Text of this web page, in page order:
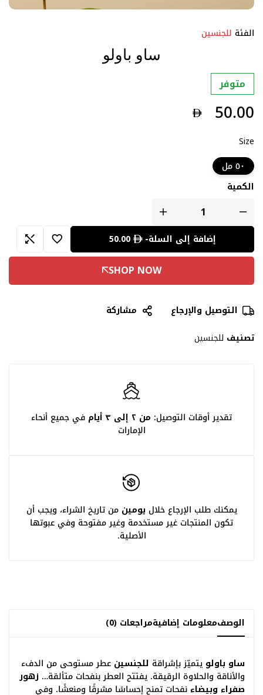
الفئة للجنسين
ساو باولو
متوفر
50.00
Size
٥٠ مل
الكمية
إضافة إلى السلة-
50.00
التوصيل والإرجاع
مشاركة
تصنيف للجنسين
تقدير أوقات التوصيل: من ٢ إلى ٣ أيام
في جميع أنحاء
الإمارات
يمكنك طلب الإرجاع خلاليومين من تاريخ الشراء، ويجب أن
تكون المنتجات غير مستخدمة وغير مفتوحة وفي عبوتها
الأصلية.
الوصفمعلومات إضافيةمراجعات (0)
ساو باولو يتميّز بإشراقة للجنسين عطر مستوحى من الدفء
والأناقة والحلاوة الرقيقة. يفتتح العطر بنفحات متألقة… زهور
صفراء وبيضاء نفحات تمنح إحساسًا مشرقًا ومنعشًا. وفي